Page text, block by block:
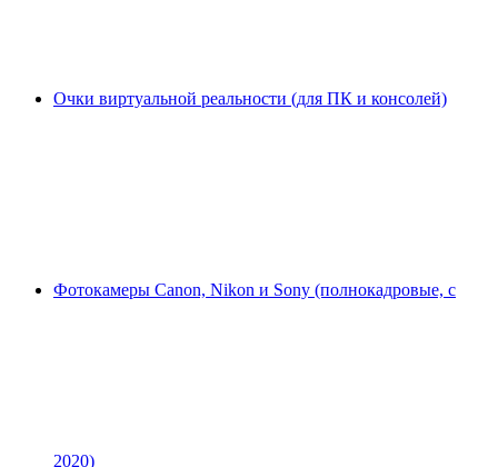
Очки виртуальной реальности (для ПК и консолей)
Фотокамеры Canon, Nikon и Sony (полнокадровые, с
2020)